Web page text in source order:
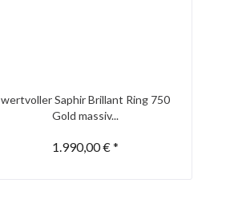
wertvoller Saphir Brillant Ring 750
Gold massiv...
1.990,00 € *